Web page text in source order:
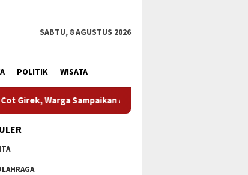
SABTU, 8 AGUSTUS 2026
POLITIK WISATA
Apresiasi HUT Ke-1 Kodam XIX Tuanku